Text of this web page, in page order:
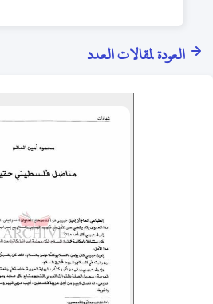
العودة لمقالات العدد